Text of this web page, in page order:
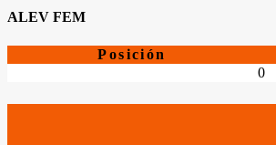
ALEV FEM
Posición
0